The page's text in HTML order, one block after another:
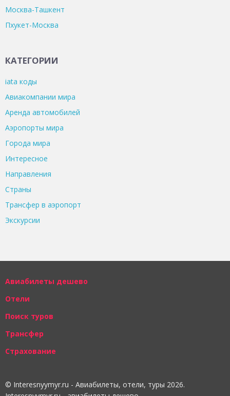
Москва-Ташкент
Пхукет-Москва
КАТЕГОРИИ
iata коды
Авиакомпании мира
Аренда автомобилей
Аэропорты мира
Города мира
Интересное
Направления
Страны
Трансфер в аэропорт
Экскурсии
Авиабилеты дешево
Отели
Поиск туров
Трансфер
Страхование
© Interesnyymyr.ru - Авиабилеты, отели, туры 2026.